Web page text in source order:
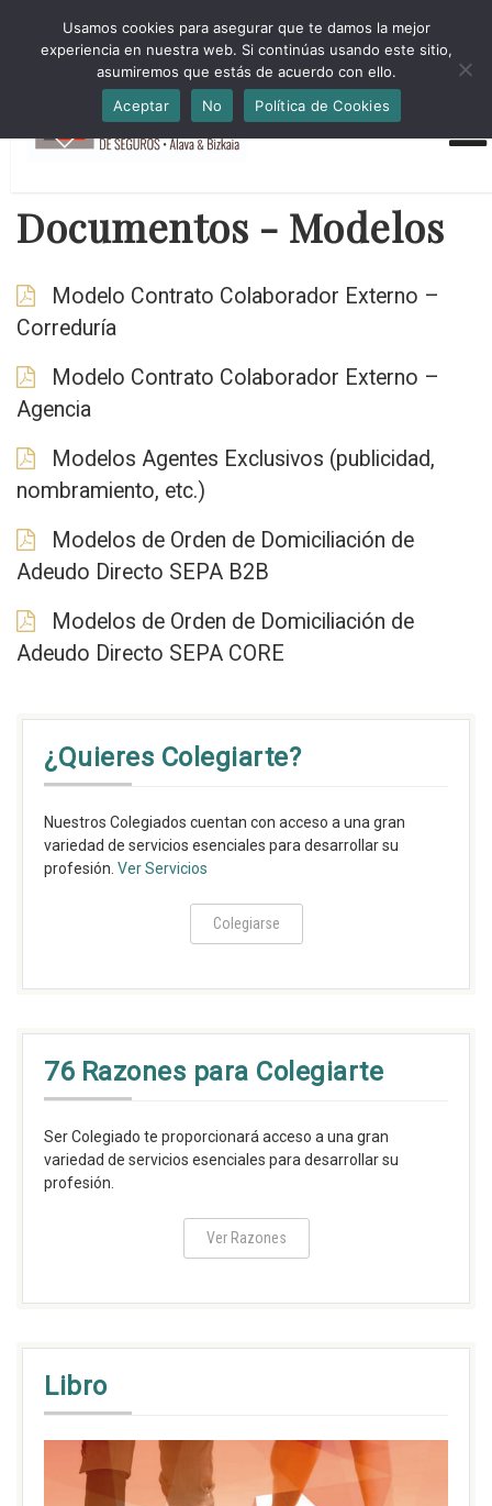
HORARIO INVIERNO Lun-Jue 09:00-16:30 Vier 9:00-14:00
administracion@cmsab.eus 94.442.43.43 Móvil y Whatsapp
688.889.170
Documentos - Modelos
Modelo Contrato Colaborador Externo –
Correduría
Modelo Contrato Colaborador Externo –
Agencia
Modelos Agentes Exclusivos (publicidad,
nombramiento, etc.)
Modelos de Orden de Domiciliación de
Adeudo Directo SEPA B2B
Modelos de Orden de Domiciliación de
Adeudo Directo SEPA CORE
¿Quieres Colegiarte?
Nuestros Colegiados cuentan con acceso a una gran
variedad de servicios esenciales para desarrollar su
profesión. Ver Servicios
Colegiarse
76 Razones para Colegiarte
Ser Colegiado te proporcionará acceso a una gran
variedad de servicios esenciales para desarrollar su
profesión.
Ver Razones
Libro
Usamos cookies para asegurar que te damos la mejor
experiencia en nuestra web. Si continúas usando este sitio,
asumiremos que estás de acuerdo con ello.
Aceptar
No Política de Cookies